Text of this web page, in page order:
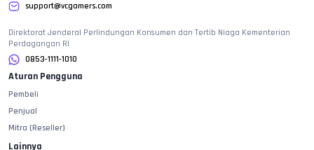
support@vcgamers.com
Direktorat Jenderal Perlindungan Konsumen dan Tertib Niaga Kementerian
Perdagangan RI
0853-1111-1010
Aturan Pengguna
Pembeli
Penjual
Mitra (Reseller)
Lainnya